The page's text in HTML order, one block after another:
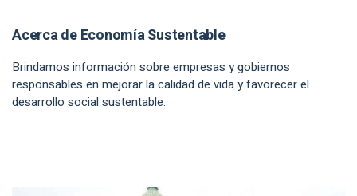
Acerca de Economía Sustentable
Brindamos información sobre empresas y gobiernos
responsables en mejorar la calidad de vida y favorecer el
desarrollo social sustentable.